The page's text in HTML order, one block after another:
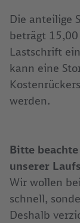
Die anteilige
beträgt
Lastschrift
kann eine
werden.
Bitte
unserer
Wir wollen
schnell,
Deshalb